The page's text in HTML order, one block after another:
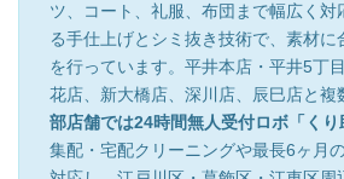
ツ、コート、礼服、布団まで幅広く対
る手仕上げとシミ抜き技術で、素材に
を行っています。平井本店・平井5丁
花店、新大橋店、深川店、辰巳店と複
部店舗では24時間無人受付ロボ「く
集配・宅配クリーニングや最長6ヶ月